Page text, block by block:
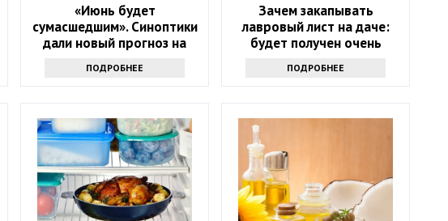
«Июнь будет
сумасшедшим». Синоптики
дали новый прогноз на
ПОДРОБНЕЕ
Зачем закапывать
лавровый лист на даче:
будет получен очень
интересный результат
ПОДРОБНЕЕ